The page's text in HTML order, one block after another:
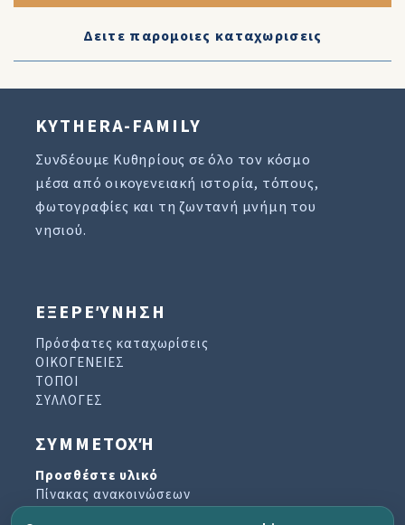
Δειτε παρομοιες καταχωρισεις
KYTHERA-FAMILY
Συνδέουμε Κυθηρίους σε όλο τον κόσμο
μέσα από οικογενειακή ιστορία, τόπους,
φωτογραφίες και τη ζωντανή μνήμη του
νησιού.
ΕΞΕΡΕΎΝΗΣΗ
Πρόσφατες καταχωρίσεις
ΟΙΚΟΓΕΝΕΙΕΣ
ΤΟΠΟΙ
ΣΥΛΛΟΓΕΣ
ΣΥΜΜΕΤΟΧΉ
Προσθέστε υλικό
Πίνακας ανακοινώσεων